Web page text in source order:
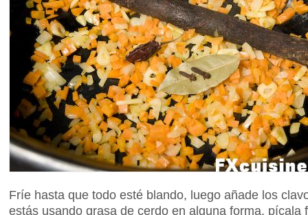
Fríe hasta que todo esté blando, luego añade los
estás usando grasa de cerdo en alguna forma, pícala